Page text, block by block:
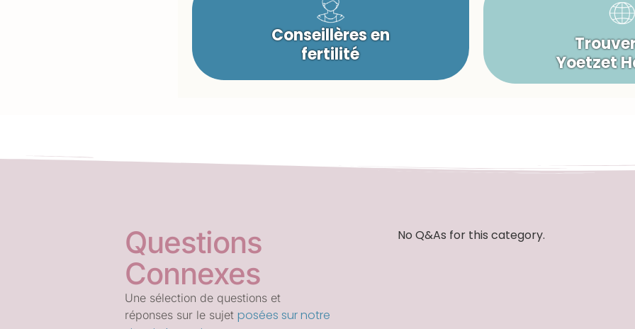
Conseillères en
fertilité
Yoetzet
Questions
Connexes
Une sélection de questions et
réponses sur le sujet posées sur notre
No Q&As for this category.